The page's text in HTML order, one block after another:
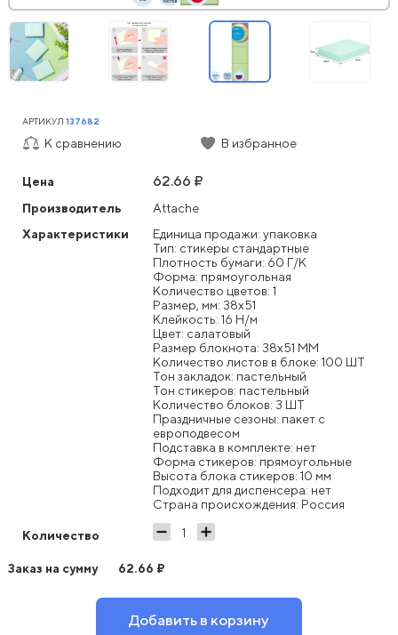
Цена 62.66 ₽
Производитель
Attache
Характеристики
Единица продажи: упаковка
Тип: стикеры стандартные
Плотность бумаги: 60 Г/К
Форма: прямоугольная
Количество цветов: 1
Размер, мм: 38x51
Клейкость: 16 Н/м
Цвет: салатовый
Размер блокнота: 38x51 ММ
Количество листов в блоке: 100 ШТ
Тон закладок: пастельный
Тон стикеров: пастельный
Количество блоков: 3 ШТ
Праздничные сезоны: пакет с
европодвесом
Подставка в комплекте: нет
Форма стикеров: прямоугольные
Высота блока стикеров: 10 мм
Подходит для диспенсера: нет
Страна происхождения: Россия
Количество
АРТИКУЛ 137682
К сравнению В избранное
Заказ на сумму 62.66 ₽
Добавить в корзину